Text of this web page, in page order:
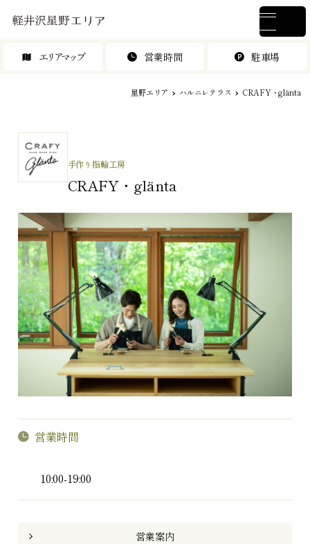
エリアマップ 営業時間 駐車場
星野エリア ハルニレテラス CRAFY・glänta
手作り指輪工房
CRAFY・glänta
営業時間
10:00-19:00
営業案内